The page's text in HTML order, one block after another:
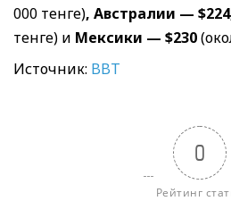
000 тенге), Австралии —
тенге) и Мексики — $230
Источник: BBT
0
Рейтинг